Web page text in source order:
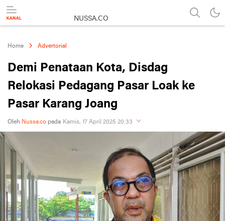
NUSSA.CO
Home Advertorial
Demi Penataan Kota, Disdag
Relokasi Pedagang Pasar Loak ke
Pasar Karang Joang
Oleh Nussa.co pada Kamis, 17 April 2025 20:33